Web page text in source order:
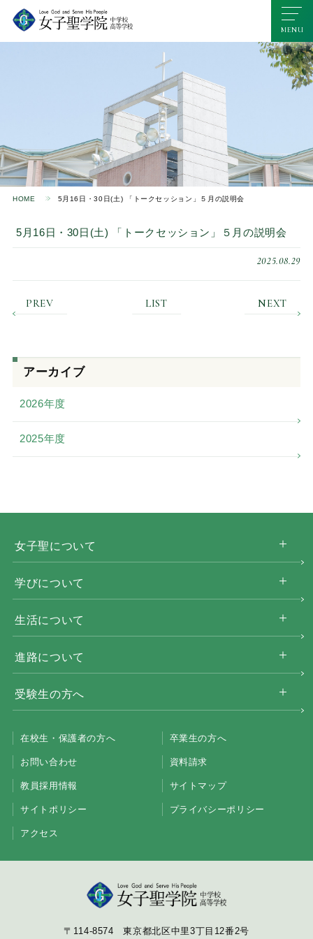
HOME 5月16日・30日(土) 「トークセッション」５月の説明会
5月16日・30日(土) 「トークセッション」５月の説明会
2025.08.29
PREV LIST NEXT
アーカイブ
2026年度
2025年度
女子聖について
学びについて
生活について
進路について
受験生の方へ
在校生・保護者の方へ 卒業生の方へ
お問い合わせ 資料請求
教員採用情報 サイトマップ
サイトポリシー プライバシーポリシー
アクセス
〒114-8574 東京都北区中里3丁目12番2号